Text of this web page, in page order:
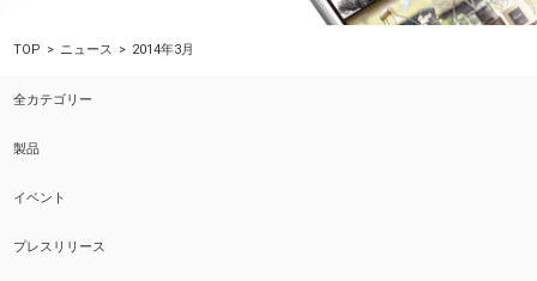
TOP ニュース 2014年3月
全カテゴリー
製品
イベント
プレスリリース